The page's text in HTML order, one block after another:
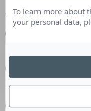
Amazon Music
Google Podcasts
Co-production
En partenariat avec
Création graphique
To learn more about
your personal data,